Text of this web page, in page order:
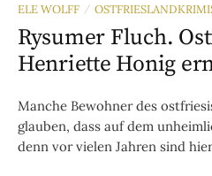
ELE WOLFF /
Rysumer Fluch.
Henriette Honig
Manche Bewohner des
glauben, dass auf dem
denn vor vielen Jahren sind